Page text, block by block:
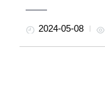
2024-05-08